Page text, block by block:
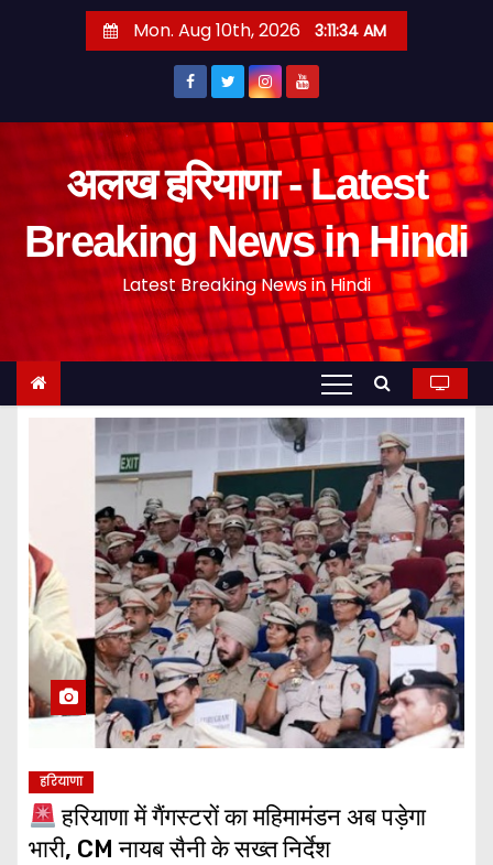
Mon. Aug 10th, 2026 3:11:35 AM
अलख हरियाणा - Latest
Breaking News in Hindi
Latest Breaking News in Hindi
हरियाणा
हरियाणा में गैंगस्टरों का महिमामंडन अब पड़ेगा
भारी, CM नायब सैनी के सख्त निर्देश